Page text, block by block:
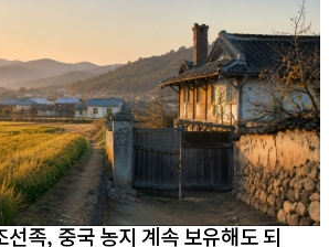
족, 중국 농지 계속 보유해도 되